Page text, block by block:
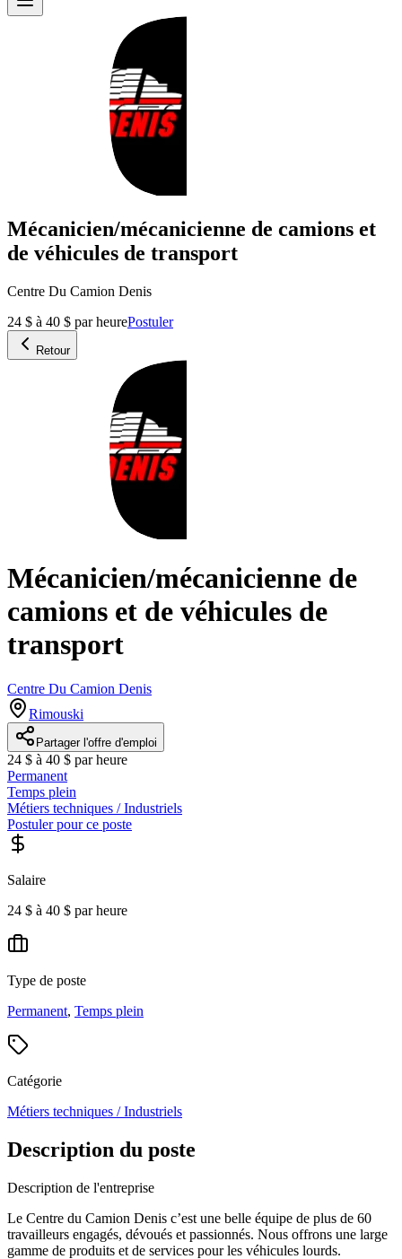
Mécanicien/mécanicienne de camions et
de véhicules de transport
Centre Du Camion Denis
24 $ à 40 $ par heurePostuler
Retour
Mécanicien/mécanicienne de
camions et de véhicules de
transport
Centre Du Camion Denis
Rimouski
Partager l'offre d'emploi
24 $ à 40 $ par heure
Permanent
Temps plein
Métiers techniques / Industriels
Postuler pour ce poste
Salaire
24 $ à 40 $ par heure
Type de poste
Permanent, Temps plein
Catégorie
Métiers techniques / Industriels
Description du poste
Description de l'entreprise
Le Centre du Camion Denis c’est une belle équipe de plus de 60
travailleurs engagés, dévoués et passionnés. Nous offrons une large
gamme de produits et de services pour les véhicules lourds.